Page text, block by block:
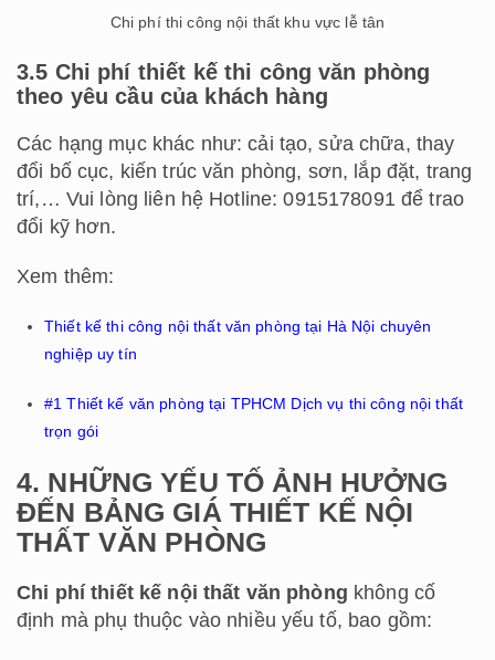
Chi phí thi công nội thất khu vực lễ tân
3.5 Chi phí thiết kế thi công văn phòng
theo yêu cầu của khách hàng
Các hạng mục khác như: cải tạo, sửa chữa, thay
đổi bố cục, kiến trúc văn phòng, sơn, lắp đặt, trang
trí,… Vui lòng liên hệ Hotline: 0915178091 để trao
đổi kỹ hơn.
Xem thêm:
Thiết kế thi công nội thất văn phòng tại Hà Nội chuyên
nghiệp uy tín
#1 Thiết kế văn phòng tại TPHCM Dịch vụ thi công nội thất
trọn gói
4. NHỮNG YẾU TỐ ẢNH HƯỞNG
ĐẾN BẢNG GIÁ THIẾT KẾ NỘI
THẤT VĂN PHÒNG
Chi phí thiết kế nội thất văn phòng không cố
định mà phụ thuộc vào nhiều yếu tố, bao gồm: